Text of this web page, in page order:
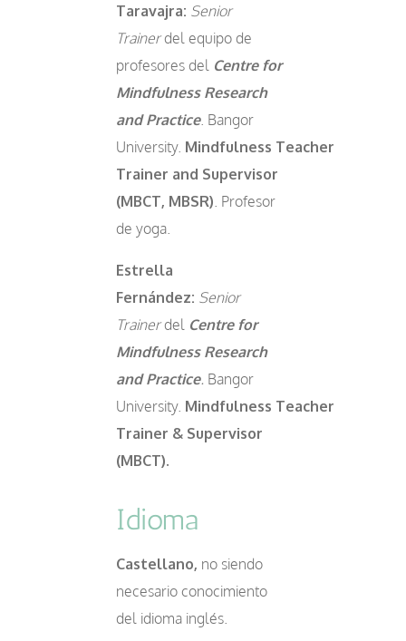
Taravajra: Senior
Trainerdel equipo de
profesores del Centre for
Mindfulness Research
and Practice. Bangor
University. Mindfulness Teacher
Trainer and Supervisor
(MBCT, MBSR). Profesor
de yoga.
Estrella
Fernández: Senior
Trainerdel Centre for
Mindfulness Research
and Practice. Bangor
University. Mindfulness Teacher
Trainer & Supervisor
(MBCT).
Idioma
Castellano, no siendo
necesario conocimiento
del idioma inglés.